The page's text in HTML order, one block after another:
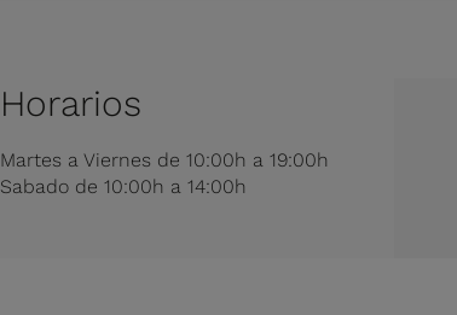
Horarios
Martes a Viernes de 10:00h a 19:00h
Sabado de 10:00h a 14:00h